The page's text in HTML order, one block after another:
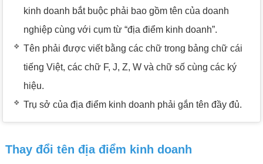
kinh doanh bắt buộc phải bao gồm tên của doanh
nghiệp cùng với cụm từ “địa điểm kinh doanh”.
Tên phải được viết bằng các chữ trong bảng chữ cái
tiếng Việt, các chữ F, J, Z, W và chữ số cùng các ký
hiệu.
Trụ sở của địa điểm kinh doanh phải gắn tên đầy đủ.
Thay đổi tên địa điểm kinh doanh